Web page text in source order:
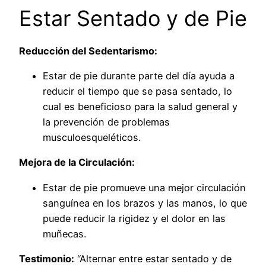
Estar Sentado y de Pie
Reducción del Sedentarismo:
Estar de pie durante parte del día ayuda a
reducir el tiempo que se pasa sentado, lo
cual es beneficioso para la salud general y
la prevención de problemas
musculoesqueléticos.
Mejora de la Circulación:
Estar de pie promueve una mejor circulación
sanguínea en los brazos y las manos, lo que
puede reducir la rigidez y el dolor en las
muñecas.
Testimonio: “Alternar entre estar sentado y de